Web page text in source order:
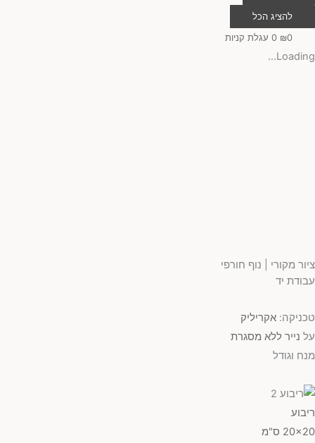
להציג הכל
₪0
0 עגלת קניות
Loading...
ציור מקורי | נוף חורפי
עבודת יד
טכניקה: אקריליק
על נייר ללא מסגרת
מנח וגודל
ריבוע
20x20 ס"מ